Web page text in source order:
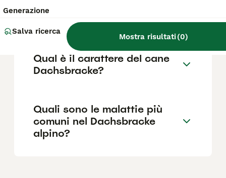
Generazione
Salva ricerca
Mostra risultati(0)
un'Alpenlaendische
Dachsbracke?
Qual è il carattere del cane
Dachsbracke?
Quali sono le malattie più
comuni nel Dachsbracke
alpino?